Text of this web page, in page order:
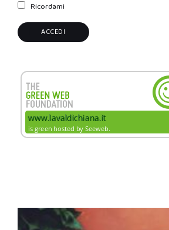
Ricordami